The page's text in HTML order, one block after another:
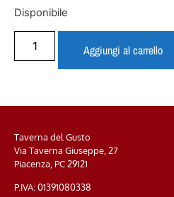
Disponibile
Aggiungi al carrello
Taverna del Gusto
Via Taverna Giuseppe, 27
Piacenza, PC29121
P.IVA: 01391080338